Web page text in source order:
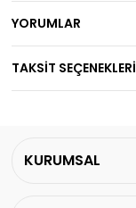
YORUMLAR
TAKSİT SEÇENEKLERİ
KURUMSAL